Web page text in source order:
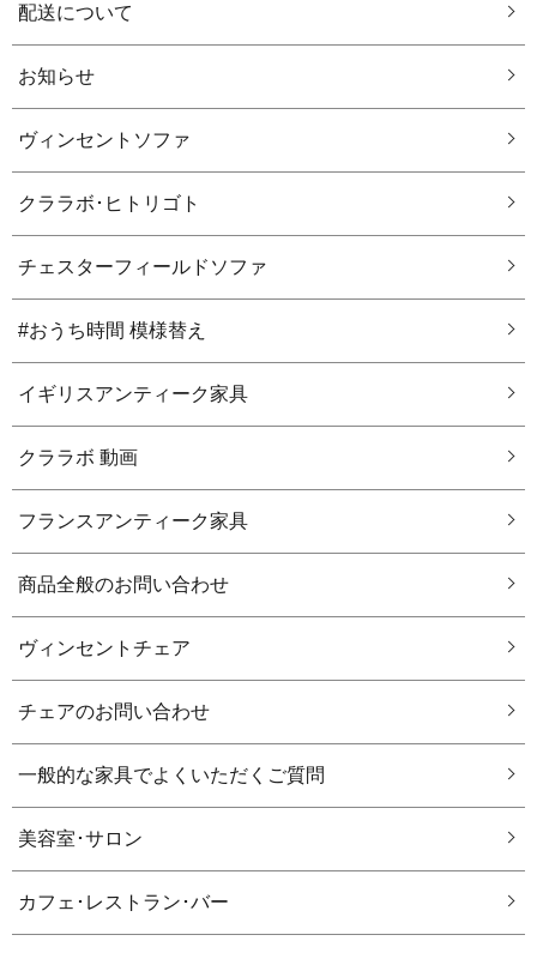
配送について
お知らせ
ヴィンセントソファ
クララボ･ヒトリゴト
チェスターフィールドソファ
#おうち時間 模様替え
イギリスアンティーク家具
クララボ 動画
フランスアンティーク家具
商品全般のお問い合わせ
ヴィンセントチェア
チェアのお問い合わせ
一般的な家具でよくいただくご質問
美容室･サロン
カフェ･レストラン･バー